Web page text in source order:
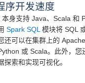
序开发速度
身支持 Java、Scala 和
Spark SQL 模块将 SQL
还可以在集群上的
或 Scala。此外，您
探索和实现可视化。